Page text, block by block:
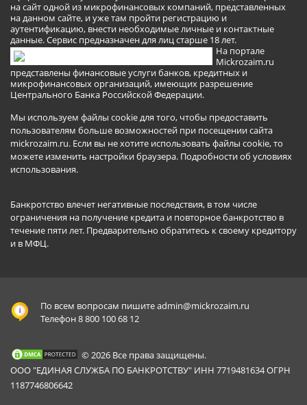
на сайт одной из микрофинансовых компаний, представленных
на данном сайте, и уже там пройти регистрацию и
аутентификацию, внести необходимые личные и контактные
данные. Сервис предназначен для лиц старше 18 лет.
На портале
Mickrozaim.ru
представлены финансовые услуги банков, кредитных и
микрофинансовых организаций, имеющих разрешение
Центрального Банка Российской Федерации.
Мы используем файлы cookie для того, чтобы предоставить
пользователям больше возможностей при посещении сайта
mickrozaim.ru. Если вы не хотите использовать файлы cookie, то
можете изменить настройки браузера. Подробности об условиях
использования.
Банкротство влечет негативные последствия, в том числе
ограничения на получение кредита и повторное банкротство в
течение пяти лет. Предварительно обратитесь к своему кредитору
и в МФЦ.
По всем вопросам пишитеadmin@mickrozaim.ru
Телефон 8 800 100 68 12
© 2026 Все права защищены.
ООО "ЕДИНАЯ СЛУЖБА ПО БАНКРОТСТВУ" ИНН 7719481634 ОГРН
1187746806642